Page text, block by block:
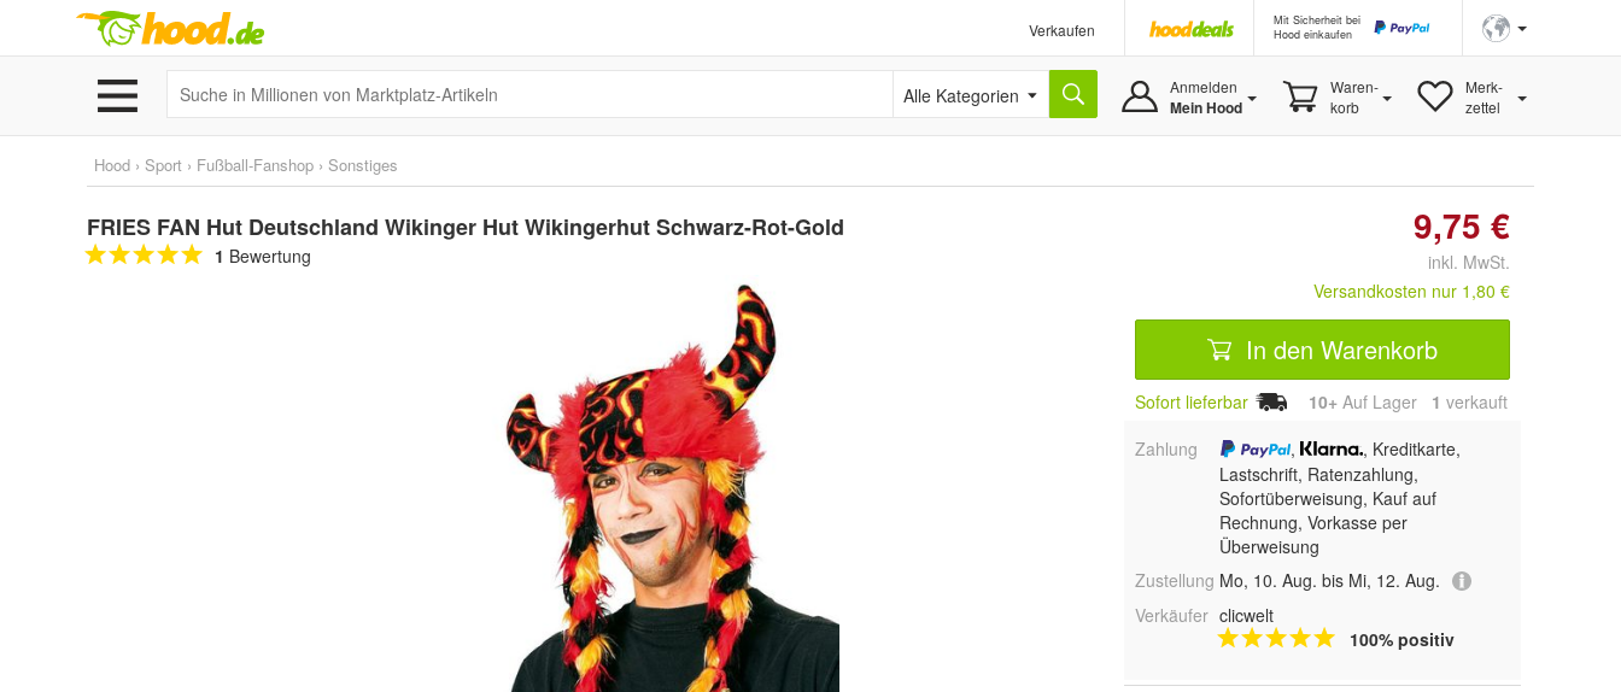
Verkaufen
Mit Sicherheit bei
Hood einkaufen
Alle Kategorien Anmelden
Mein Hood
Waren-
korb
Merk-
zettel
Hood › Sport › Fußball-Fanshop › Sonstiges
FRIES FAN Hut Deutschland Wikinger Hut Wikingerhut Schwarz-Rot-Gold
1 Bewertung
9,75 €
inkl. MwSt.
Versandkosten nur 1,80 €
In den Warenkorb
Sofort lieferbar 10+ Auf Lager 1 verkauft
Zahlung
,
, Kreditkarte,
Lastschrift, Ratenzahlung,
Sofortüberweisung, Kauf auf
Rechnung, Vorkasse per
Überweisung
Zustellung Mo, 10. Aug. bis Mi, 12. Aug.
Verkäufer clicwelt
100% positiv